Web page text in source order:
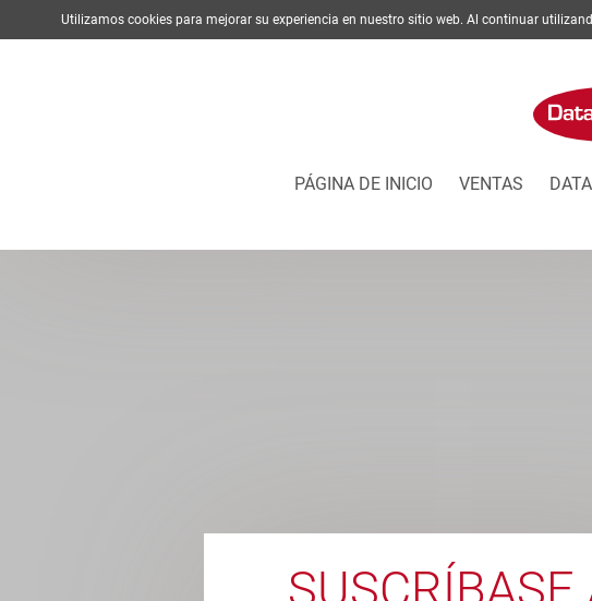
PÁGINA DE INICIO VENTAS
Utilizamos cookies para mejorar su experiencia en nuestro sitio web. Al continuar